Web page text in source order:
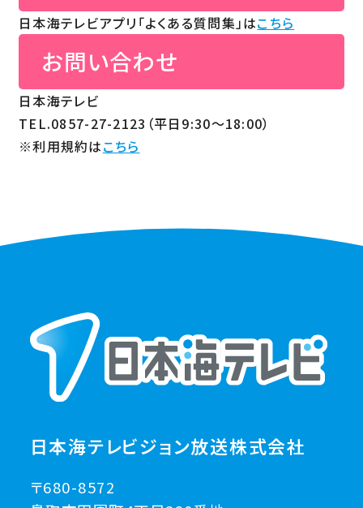
日本海テレビアプリ「よくある質問集」はこちら
お問い合わせ
日本海テレビ
TEL.0857-27-2123（平日9:30～18:00）
※利用規約はこちら
日本海テレビジョン放送株式会社
〒680-8572